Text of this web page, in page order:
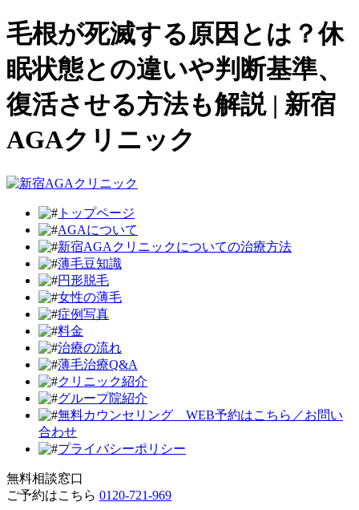
毛根が死滅する原因とは？休
眠状態との違いや判断基準、
復活させる方法も解説 | 新宿
AGAクリニック
トップページ
AGAについて
新宿AGAクリニックについての治療方法
薄毛豆知識
円形脱毛
女性の薄毛
症例写真
料金
治療の流れ
薄毛治療Q&A
クリニック紹介
グループ院紹介
無料カウンセリング WEB予約はこちら／お問い
合わせ
プライバシーポリシー
無料相談窓口
ご予約はこちら 0120-721-969